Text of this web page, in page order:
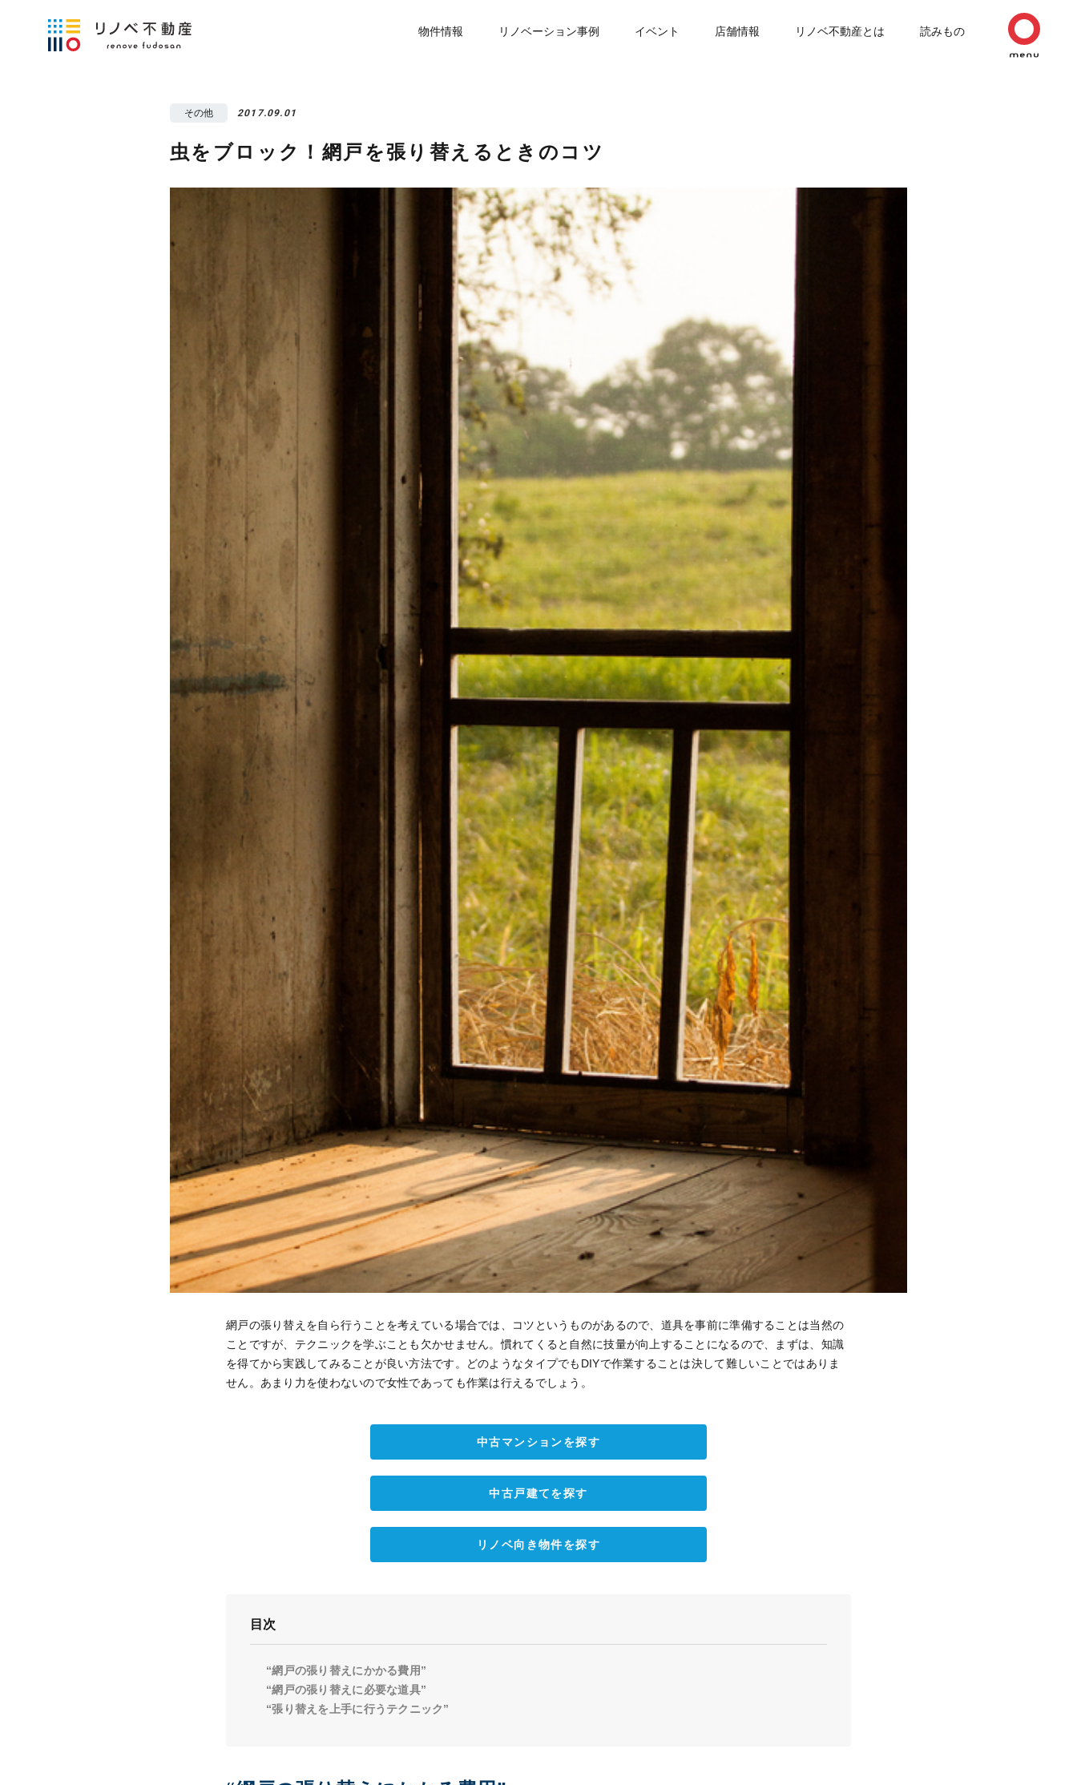
物件情報 リノベーション事例 イベント 店舗情報 リノベ不動産とは 読みもの
その他 2017.09.01
虫をブロック！網戸を張り替えるときのコツ
網戸の張り替えを自ら行うことを考えている場合では、コツというものがあるので、道具を事前に準備することは当然の
ことですが、テクニックを学ぶことも欠かせません。慣れてくると自然に技量が向上することになるので、まずは、知識
を得てから実践してみることが良い方法です。どのようなタイプでもDIYで作業することは決して難しいことではありま
せん。あまり力を使わないので女性であっても作業は行えるでしょう。
中古マンションを探す
中古戸建てを探す
リノベ向き物件を探す
目次
“網戸の張り替えにかかる費用”
“網戸の張り替えに必要な道具”
“張り替えを上手に行うテクニック”